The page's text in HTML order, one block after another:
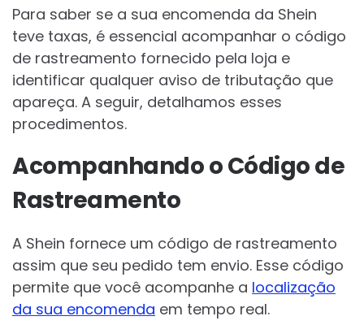
Para saber se a sua encomenda da Shein
teve taxas, é essencial acompanhar o código
de rastreamento fornecido pela loja e
identificar qualquer aviso de tributação que
apareça. A seguir, detalhamos esses
procedimentos.
Acompanhando o Código de
Rastreamento
A Shein fornece um código de rastreamento
assim que seu pedido tem envio. Esse código
permite que você acompanhe a localização
da sua encomenda em tempo real.